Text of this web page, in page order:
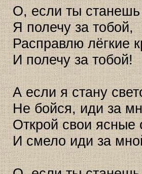
О, если ты станешь
Я полечу за тобой,
Расправлю лёгкие
И полечу за тобой!
А если я стану
Не бойся, иди за
Открой свои ясные
И смело иди за